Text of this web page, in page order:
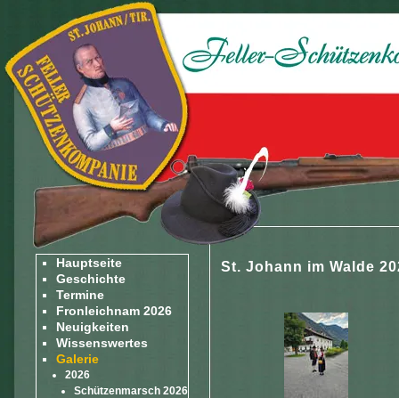
Hauptseite
Geschichte
Termine
Fronleichnam 2026
Neuigkeiten
Wissenswertes
Galerie
2026
Schützenmarsch 2026
St. Johann im Walde